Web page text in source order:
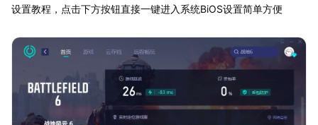
设置教程，点击下方按钮直接一键进入系统BiOS设置简单方便